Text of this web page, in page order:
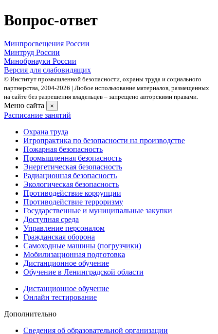
Вопрос-ответ
Минпросвещения России
Минтруд России
Минобрнауки России
Версия для слабовидящих
© Институт промышленной безопасности, охраны труда и социального
партнерства, 2004- 2026 | Любое использование материалов, размещенных
на сайте без разрешения владельцев – запрещено авторскими правами.
Меню сайта ×
Расписание занятий
Охрана труда
Игропрактика по безопасности на производстве
Пожарная безопасность
Промышленная безопасность
Энергетическая безопасность
Радиационная безопасность
Экологическая безопасность
Противодействие коррупции
Противодействие терроризму
Государственные и муниципальные закупки
Доступная среда
Управление персоналом
Гражданская оборона
Самоходные машины (погрузчики)
Мобилизационная подготовка
Дистанционное обучение
Обучение в Ленинградской области
Дистанционное обучение
Онлайн тестирование
Дополнительно
Сведения об образовательной организации